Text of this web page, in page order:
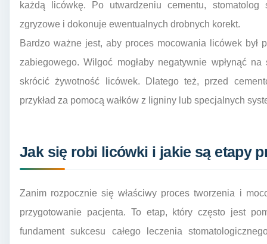
każdą licówkę. Po utwardzeniu cementu, stomatolog
zgryzowe i dokonuje ewentualnych drobnych korekt.
Bardzo ważne jest, aby proces mocowania licówek był
zabiegowego. Wilgoć mogłaby negatywnie wpłynąć
skrócić żywotność licówek. Dlatego też, przed
przykład za pomocą wałków z ligniny lub specjalnych
Jak się robi licówki i jakie są etapy
Zanim rozpocznie się właściwy proces tworzenia i
przygotowanie pacjenta. To etap, który często jest
fundament sukcesu całego leczenia